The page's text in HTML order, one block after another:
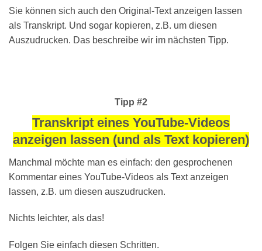
Sie können sich auch den Original-Text anzeigen lassen
als Transkript. Und sogar kopieren, z.B. um diesen
Auszudrucken. Das beschreibe wir im nächsten Tipp.
Tipp #2
Transkript eines YouTube-Videos
anzeigen lassen (und als Text kopieren)
Manchmal möchte man es einfach: den gesprochenen
Kommentar eines YouTube-Videos als Text anzeigen
lassen, z.B. um diesen auszudrucken.
Nichts leichter, als das!
Folgen Sie einfach diesen Schritten.